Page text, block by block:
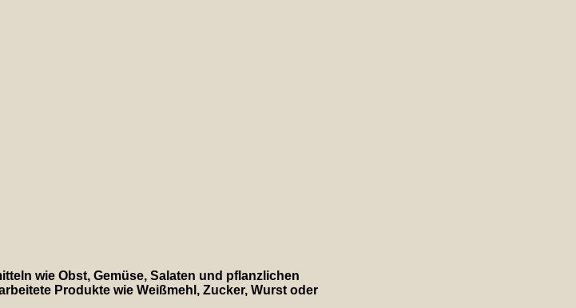
wie Obst, Gemüse, Salaten und pflanzlichen
Produkte wie Weißmehl, Zucker, Wurst oder